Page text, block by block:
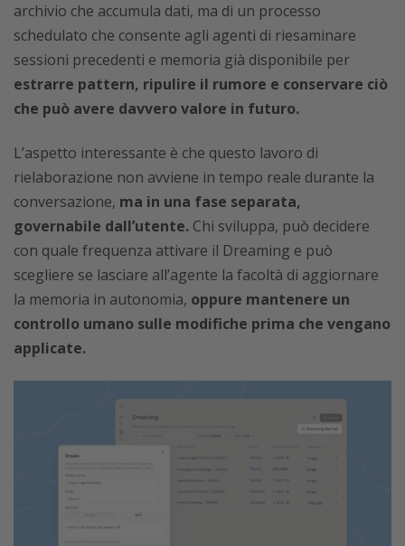
archivio che accumula dati, ma di un processo
schedulato che consente agli agenti di riesaminare
sessioni precedenti e memoria già disponibile per
estrarre pattern, ripulire il rumore e conservare ciò
che può avere davvero valore in futuro.
L’aspetto interessante è che questo lavoro di
rielaborazione non avviene in tempo reale durante la
conversazione, ma in una fase separata,
governabile dall’utente. Chi sviluppa, può decidere
con quale frequenza attivare il Dreaming e può
scegliere se lasciare all’agente la facoltà di aggiornare
la memoria in autonomia, oppure mantenere un
controllo umano sulle modifiche prima che vengano
applicate.